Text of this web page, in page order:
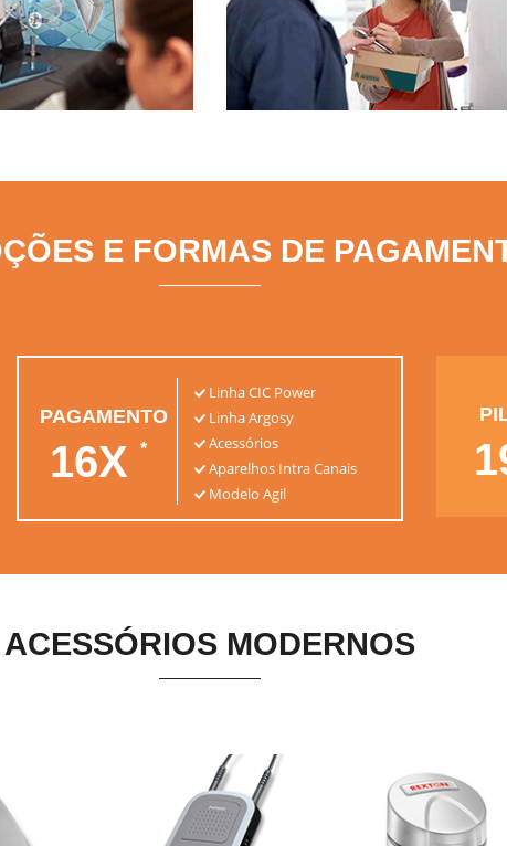
Próprio
e equipado
Entrega de Pilhas
em domicílio
E FORMAS DE
PAGAMENTO
16X *
Linha CIC Power
Linha Argosy
Acessórios
Aparelhos Intra Canais
Modelo Agil
ACESSÓRIOS MODERNOS